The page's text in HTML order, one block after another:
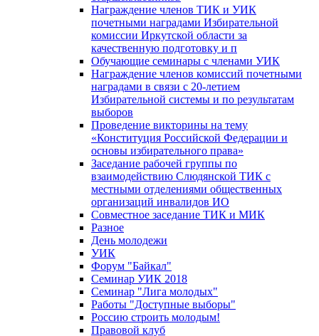
Награждение членов ТИК и УИК
почетными наградами Избирательной
комиссии Иркутской области за
качественную подготовку и п
Обучающие семинары с членами УИК
Награждение членов комиссий почетными
наградами в связи с 20-летием
Избирательной системы и по результатам
выборов
Проведение викторины на тему
«Конституция Российской Федерации и
основы избирательного права»
Заседание рабочей группы по
взаимодействию Слюдянской ТИК с
местными отделениями общественных
организаций инвалидов ИО
Совместное заседание ТИК и МИК
Разное
День молодежи
УИК
Форум "Байкал"
Семинар УИК 2018
Семинар "Лига молодых"
Работы "Доступные выборы"
Россию строить молодым!
Правовой клуб